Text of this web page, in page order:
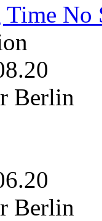
No
Berlin
Berlin